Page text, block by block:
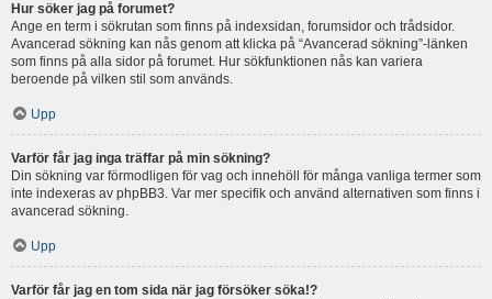
Hur söker jag på forumet?
Ange en term i sökrutan som finns på indexsidan, forumsidor och trådsidor.
Avancerad sökning kan nås genom att klicka på “Avancerad sökning”-länken
som finns på alla sidor på forumet. Hur sökfunktionen nås kan variera
beroende på vilken stil som används.
Upp
Varför får jag inga träffar på min sökning?
Din sökning var förmodligen för vag och innehöll för många vanliga termer som
inte indexeras av phpBB3. Var mer specifik och använd alternativen som finns i
avancerad sökning.
Upp
Varför får jag en tom sida när jag försöker söka!?